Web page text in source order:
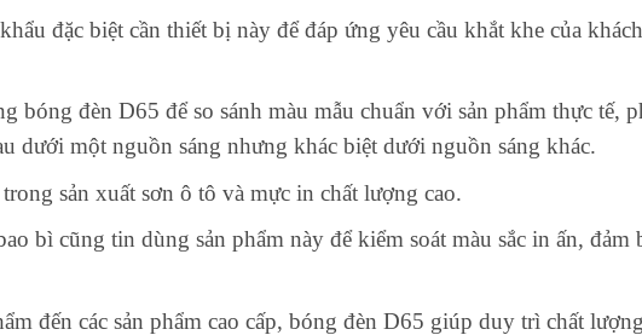
đặc biệt cần thiết bị này để đáp ứng yêu cầu khắt khe của
bóng đèn D65 để so sánh màu mẫu chuẩn với sản phẩm thực tế,
dưới một nguồn sáng nhưng khác biệt dưới nguồn sáng khác.
sản xuất sơn ô tô và mực in chất lượng cao.
bì cũng tin dùng sản phẩm này để kiểm soát màu sắc in ấn,
đến các sản phẩm cao cấp, bóng đèn D65 giúp duy trì chất